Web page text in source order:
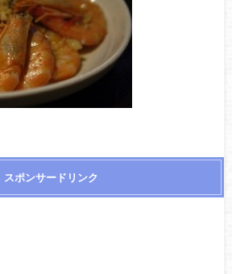
スポンサードリンク